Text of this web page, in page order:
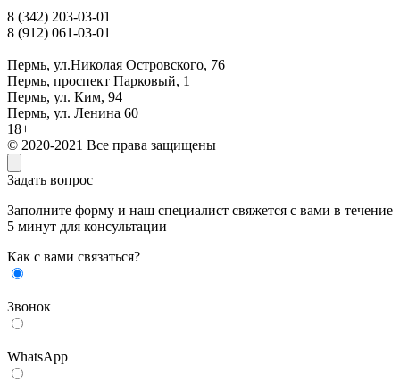
8 (342) 203-03-01
8 (912) 061-03-01
Пермь, ул.Николая Островского, 76
Пермь, проспект Парковый, 1
Пермь, ул. Ким, 94
Пермь, ул. Ленина 60
18+
© 2020-2021 Все права защищены
Задать вопрос
Заполните форму и наш специалист свяжется с вами в течение
5 минут для консультации
Как с вами связаться?
Звонок
WhatsApp